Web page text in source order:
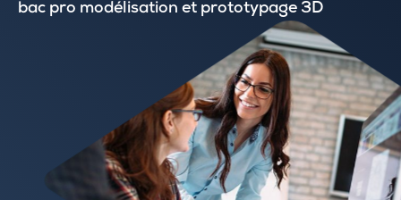
bac pro modélisation et prototypage 3D